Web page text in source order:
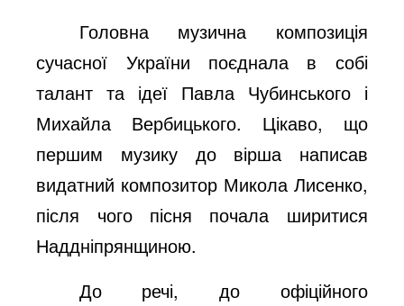
Головна музична композиція
сучасної України поєднала в собі
талант та ідеї Павла Чубинського і
Михайла Вербицького. Цікаво, що
першим музику до вірша написав
видатний композитор Микола Лисенко,
після чого пісня почала ширитися
Наддніпрянщиною.
До речі, до офіційного